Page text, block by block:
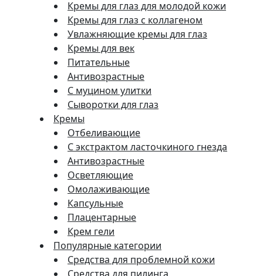
Кремы для глаз для молодой кожи
Кремы для глаз с коллагеном
Увлажняющие кремы для глаз
Кремы для век
Питательные
Антивозрастные
С муцином улитки
Сыворотки для глаз
Кремы
Отбеливающие
С экстрактом ласточкиного гнезда
Антивозрастные
Осветляющие
Омолаживающие
Капсульные
Плацентарные
Крем гели
Популярные категории
Средства для проблемной кожи